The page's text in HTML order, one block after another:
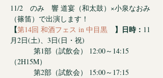
11/2　のみ　響 道宴（和太鼓）×小泉なおみ
（篠笛）で出演します！
【第14回 和酒フェス in 中目黒 】 日時： 11
月2日(土)、3日(日・祝)
第1部（試飲会） 12:00～14:15
（2H15M）
第2部（試飲会） 15:00～17:15